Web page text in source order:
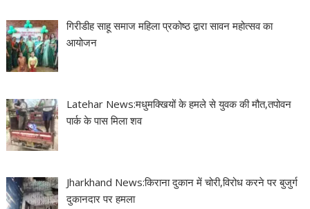
गिरीडीह साहू समाज महिला प्रकोष्ठ द्वारा सावन महोत्सव का
आयोजन
Latehar News:मधुमक्खियों के हमले से युवक की मौत,तपोवन
पार्क के पास मिला शव
Jharkhand News:किराना दुकान में चोरी,विरोध करने पर बुजुर्ग
दुकानदार पर हमला